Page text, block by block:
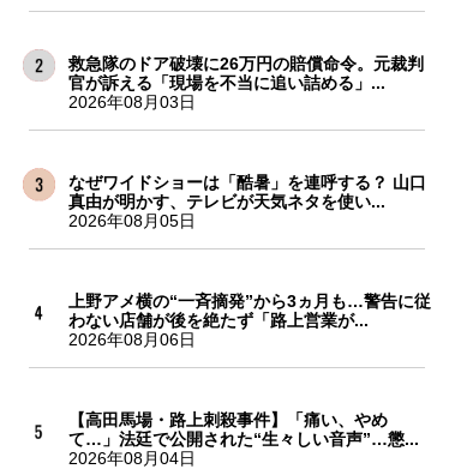
救急隊のドア破壊に26万円の賠償命令。元裁判
官が訴える「現場を不当に追い詰める」...
2026年08月03日
なぜワイドショーは「酷暑」を連呼する？ 山口
真由が明かす、テレビが天気ネタを使い...
2026年08月05日
上野アメ横の“一斉摘発”から3ヵ月も…警告に従
わない店舗が後を絶たず「路上営業が...
2026年08月06日
【高田馬場・路上刺殺事件】「痛い、やめ
て…」法廷で公開された“生々しい音声”…懲...
2026年08月04日